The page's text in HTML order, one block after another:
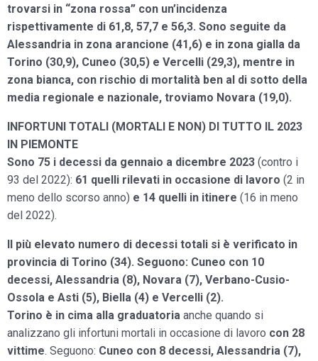
trovarsi in “zona rossa” con un’incidenza
rispettivamente di 61,8, 57,7 e 56,3. Sono seguite da
Alessandria in zona arancione (41,6) e in zona gialla da
Torino (30,9), Cuneo (30,5) e Vercelli (29,3), mentre in
zona bianca, con rischio di mortalità ben al di sotto della
media regionale e nazionale, troviamo Novara (19,0).
INFORTUNI TOTALI (MORTALI E NON) DI TUTTO IL 2023
IN PIEMONTE
Sono 75 i decessi da gennaio a dicembre 2023 (contro i
93 del 2022): 61 quelli rilevati in occasione di lavoro (2 in
meno dello scorso anno) e 14 quelli in itinere (16 in meno
del 2022).
Il più elevato numero di decessi totali si è verificato in
provincia di Torino (34). Seguono: Cuneo con 10
decessi, Alessandria (8), Novara (7), Verbano-Cusio-
Ossola e Asti (5), Biella (4) e Vercelli (2).
Torino è in cima alla graduatoria anche quando si
analizzano gli infortuni mortali in occasione di lavoro con 28
vittime. Seguono: Cuneo con 8 decessi, Alessandria (7),